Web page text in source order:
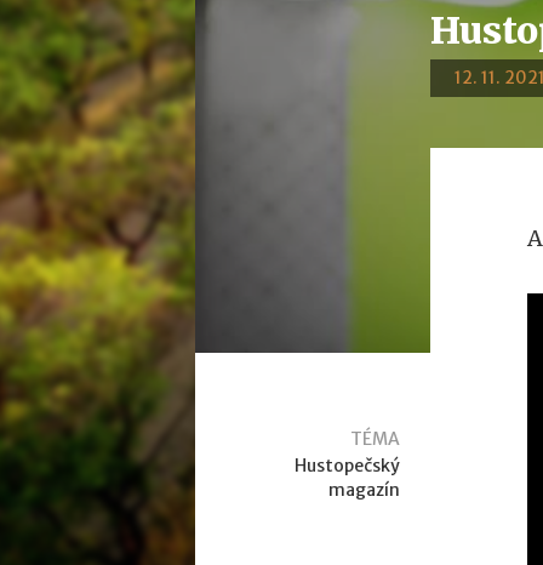
12. 11.
TÉMA
Hustopečský
magazín